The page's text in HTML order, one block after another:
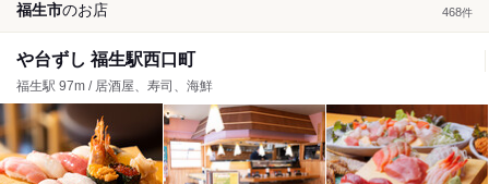
福生市のお店 468件
や台ずし 福生駅西口町
福生駅 97m / 居酒屋、寿司、海鮮